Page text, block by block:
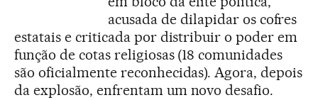
acusada de dilapidar os cofres
estatais e criticada por distribuir o poder em
função de cotas religiosas (18 comunidades
são oficialmente reconhecidas). Agora, depois
da explosão, enfrentam um novo desafio.